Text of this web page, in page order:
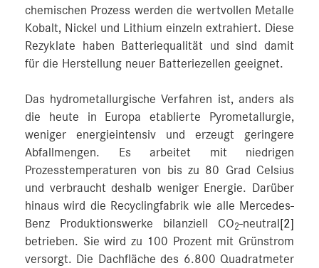
chemischen Prozess werden die wertvollen Metalle
Kobalt, Nickel und Lithium einzeln extrahiert. Diese
Rezyklate haben Batteriequalität und sind damit
für die Herstellung neuer Batteriezellen geeignet.
Das hydrometallurgische Verfahren ist, anders als
die heute in Europa etablierte Pyrometallurgie,
weniger energieintensiv und erzeugt geringere
Abfallmengen. Es arbeitet mit niedrigen
Prozesstemperaturen von bis zu 80 Grad Celsius
und verbraucht deshalb weniger Energie. Darüber
hinaus wird die Recyclingfabrik wie alle Mercedes-
Benz Produktionswerke bilanziell CO2-neutral [2]
betrieben. Sie wird zu 100 Prozent mit Grünstrom
versorgt. Die Dachfläche des 6.800 Quadratmeter